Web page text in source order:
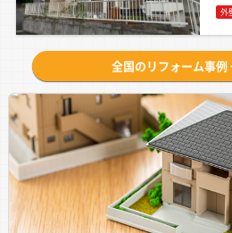
の保証もついているの
きると思います。
担当：九州第2企画課
2026年8月5日
親身になって相談に乗
切丁寧なご対応に感謝
あった時にはお世話に
担当：京滋第1支店
外
全国のリフォーム事例